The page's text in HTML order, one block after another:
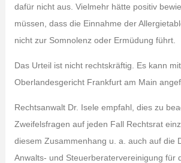
dafür nicht aus. Vielmehr hätte positiv
müssen, dass die Einnahme der
nicht zur Somnolenz oder Ermüdung führt.
Das Urteil ist nicht rechtskräftig. Es kann
Oberlandesgericht Frankfurt am Main
Rechtsanwalt Dr. Isele empfahl, dies zu
Zweifelsfragen auf jeden Fall Rechtsrat
diesem Zusammenhang u. a. auch auf die
Anwalts- und Steuerberatervereinigung für